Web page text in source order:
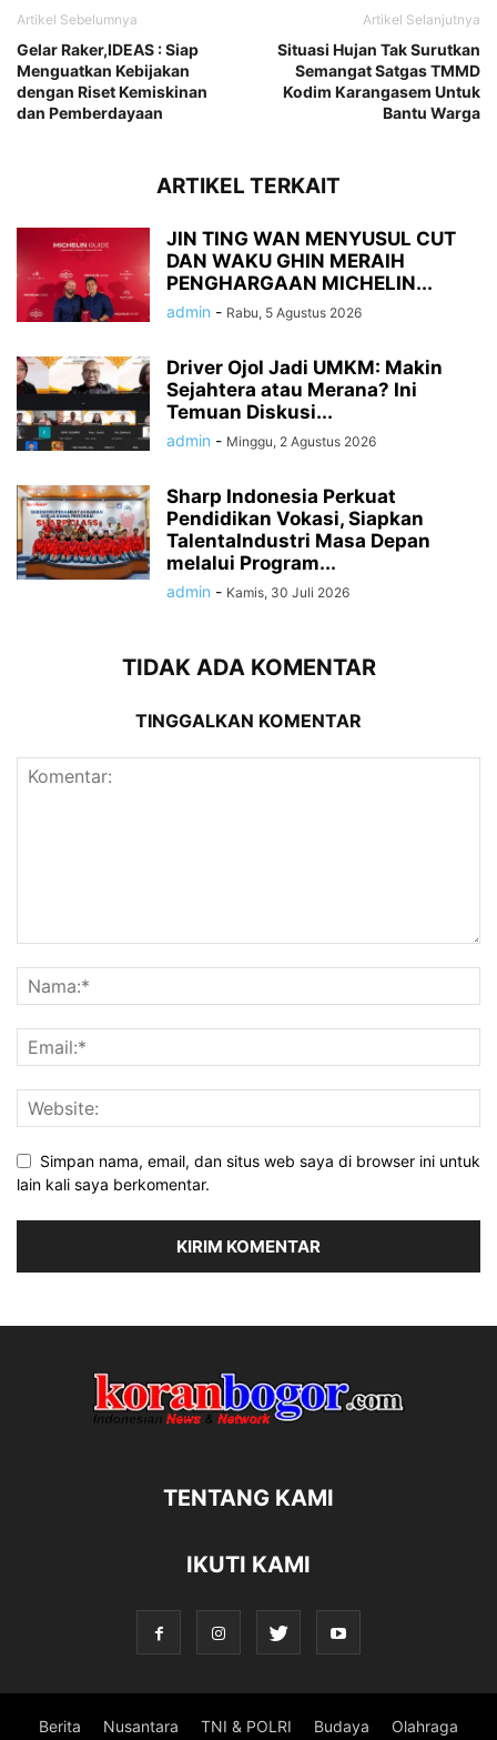
Artikel Sebelumnya
Gelar Raker,IDEAS : Siap
Menguatkan Kebijakan
dengan Riset Kemiskinan
dan Pemberdayaan
Artikel Selanjutnya
Situasi Hujan Tak Surutkan
Semangat Satgas TMMD
Kodim Karangasem Untuk
Bantu Warga
ARTIKEL TERKAIT
JIN TING WAN MENYUSUL CUT
DAN WAKU GHIN MERAIH
PENGHARGAAN MICHELIN...
admin - Rabu, 5 Agustus 2026
Driver Ojol Jadi UMKM: Makin
Sejahtera atau Merana? Ini
Temuan Diskusi...
admin - Minggu, 2 Agustus 2026
Sharp Indonesia Perkuat
Pendidikan Vokasi, Siapkan
TalentaIndustri Masa Depan
melalui Program...
admin - Kamis, 30 Juli 2026
TIDAK ADA KOMENTAR
TINGGALKAN KOMENTAR
Simpan nama, email, dan situs web saya di browser ini untuk
lain kali saya berkomentar.
TENTANG KAMI
IKUTI KAMI
Berita Nusantara TNI & POLRI Budaya Olahraga